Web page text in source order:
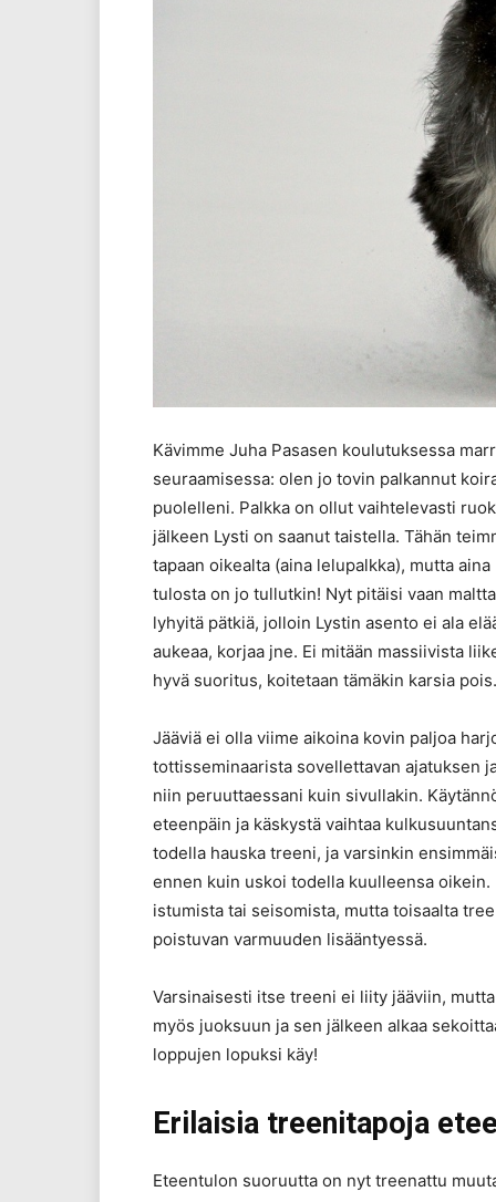
Kävimme Juha Pasasen koulutuksessa
seuraamisessa: olen jo tovin palkannut
puolelleni. Palkka on ollut vaihtelevasti
jälkeen Lysti on saanut taistella. Tähän
tapaan oikealta (aina lelupalkka), mutta
tulosta on jo tullutkin! Nyt pitäisi vaan
lyhyitä pätkiä, jolloin Lystin asento ei ala
aukeaa, korjaa jne. Ei mitään massiivista
hyvä suoritus, koitetaan tämäkin karsia pois.
Jääviä ei olla viime aikoina kovin paljoa
tottisseminaarista sovellettavan ajatuksen
niin peruuttaessani kuin sivullakin.
eteenpäin ja käskystä vaihtaa
todella hauska treeni, ja varsinkin
ennen kuin uskoi todella kuulleensa oikein.
istumista tai seisomista, mutta toisaalta
poistuvan varmuuden lisääntyessä.
Varsinaisesti itse treeni ei liity jääviin,
myös juoksuun ja sen jälkeen alkaa
loppujen lopuksi käy!
Erilaisia treenitapoja
Eteentulon suoruutta on nyt treenattu